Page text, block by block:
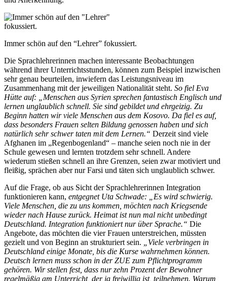
Immer schön auf den “Lehrer” fokussiert.
Die Sprachlehrerinnen machen interessante Beobachtungen
während ihrer Unterrichtsstunden, können zum Beispiel inzwischen
sehr genau beurteilen, inwiefern das Leistungsniveau im
Zusammenhang mit der jeweiligen Nationalität steht. So fiel Eva
Hütte auf: „Menschen aus Syrien sprechen fantastisch Englisch und
lernen unglaublich schnell. Sie sind gebildet und ehrgeizig. Zu
Beginn hatten wir viele Menschen aus dem Kosovo. Da fiel es auf,
dass besonders Frauen selten Bildung genossen haben und sich
natürlich sehr schwer taten mit dem Lernen.“ Derzeit sind viele
Afghanen im „Regenbogenland“ – manche seien noch nie in der
Schule gewesen und lernten trotzdem sehr schnell. Andere
wiederum stießen schnell an ihre Grenzen, seien zwar motiviert und
fleißig, sprächen aber nur Farsi und täten sich unglaublich schwer.
Auf die Frage, ob aus Sicht der Sprachlehrerinnen Integration
funktionieren kann, entgegnet Uta Schwade: „Es wird schwierig.
Viele Menschen, die zu uns kommen, möchten nach Kriegsende
wieder nach Hause zurück. Heimat ist nun mal nicht unbedingt
Deutschland. Integration funktioniert nur über Sprache.“ Die
Angebote, das möchten die vier Frauen unterstreichen, müssten
gezielt und von Beginn an strukturiert sein.
„Viele verbringen in
Deutschland einige Monate, bis die Kurse wahrnehmen können.
Deutsch lernen muss schon in der ZUE zum Pflichtprogramm
gehören. Wir stellen fest, dass nur zehn Prozent der Bewohner
regelmäßig am Unterricht, der ja freiwillig ist, teilnehmen. Warum